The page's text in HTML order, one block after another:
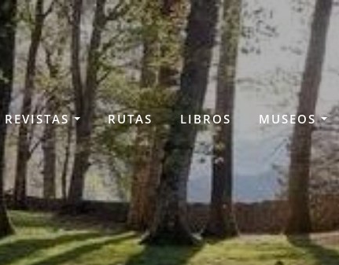
REVISTAS RUTAS LIBROS MUSEOS